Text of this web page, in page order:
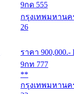
9กด 555
กรุงเทพมหานค
26
ราคา 900,000.-
9กท 777
**
กรุงเทพมหานค